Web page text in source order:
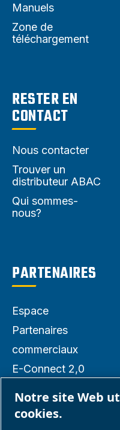
Manuels
Zone de
téléchargement
RESTER EN
CONTACT
Nous contacter
Trouver un
distributeur ABAC
Qui sommes-
nous?
PARTENAIRES
Espace
Partenaires
commerciaux
E-Connect 2,0
Galerie média
Notre site Web
cookies.